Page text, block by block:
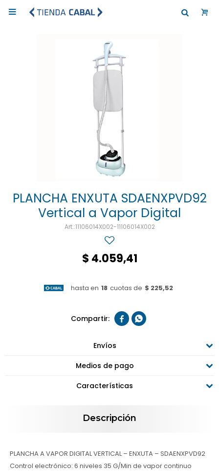

PLANCHA ENXUTA SDAENXPVD92
Vertical a Vapor Digital
11106014X002-11106014X002
$ 4.059,41
hasta en 18 cuotas de $ 225,52
 
Envíos
Medios de pago
Características
Descripción
PLANCHA A VAPOR DIGITAL VERTICAL – ENXUTA – SDAENXPVD92
Control electrónico: 6 niveles 35 G/Min de vapor continuo